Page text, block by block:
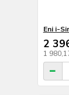
Eni i-
2
1